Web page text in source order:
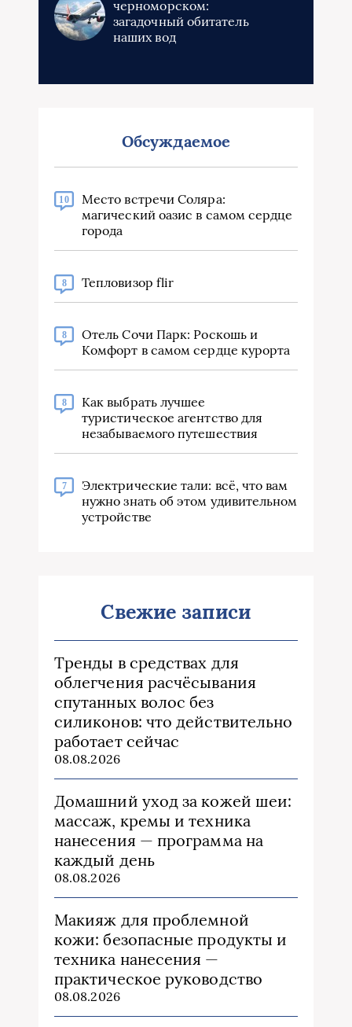
черноморском:
загадочный обитатель
наших вод
Обсуждаемое
10
Место встречи Соляра:
магический оазис в самом сердце
города
8 Тепловизор flir
8
Отель Сочи Парк: Роскошь и
Комфорт в самом сердце курорта
8
Как выбрать лучшее
туристическое агентство для
незабываемого путешествия
7
Электрические тали: всё, что вам
нужно знать об этом удивительном
устройстве
Свежие записи
Тренды в средствах для
облегчения расчёсывания
спутанных волос без
силиконов: что действительно
работает сейчас
08.08.2026
Домашний уход за кожей шеи:
массаж, кремы и техника
нанесения — программа на
каждый день
08.08.2026
Макияж для проблемной
кожи: безопасные продукты и
техника нанесения —
практическое руководство
08.08.2026